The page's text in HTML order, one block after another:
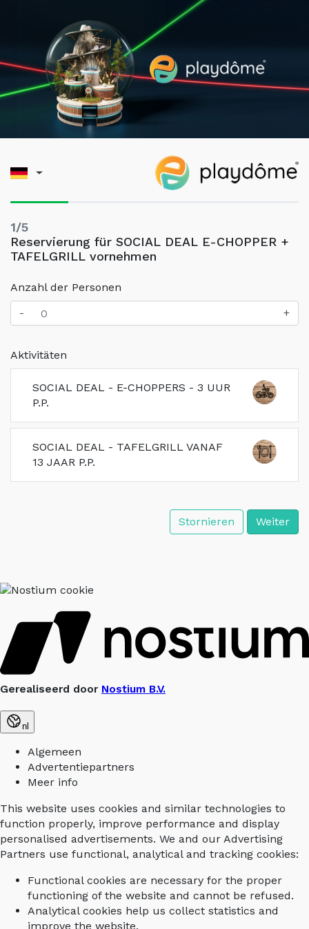
1/5
Reservierung für SOCIAL DEAL E-CHOPPER +
TAFELGRILL vornehmen
Anzahl der Personen
-
+
Aktivitäten
SOCIAL DEAL - E-CHOPPERS - 3 UUR
P.P.
SOCIAL DEAL - TAFELGRILL VANAF
13 JAAR P.P.
Stornieren Weiter